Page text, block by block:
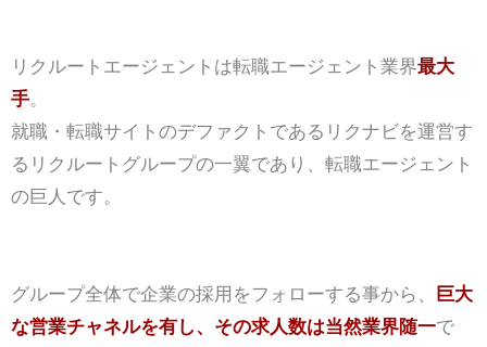
リクルートエージェントは転職エージェント業界最大
手。
就職・転職サイトのデファクトであるリクナビを運営す
るリクルートグループの一翼であり、転職エージェント
の巨人です。
グループ全体で企業の採用をフォローする事から、
巨大
な営業チャネルを有し、その求人数は当然業界随一で